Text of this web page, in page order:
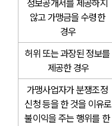
정보공개서를 제공하지
않고 가맹금을 수령한
경우
허위 또는 과장된 정보를
제공한 경우
가맹사업자가 분쟁조정
신청 등을 한 것을 이유로
불이익을 주는 행위를 한